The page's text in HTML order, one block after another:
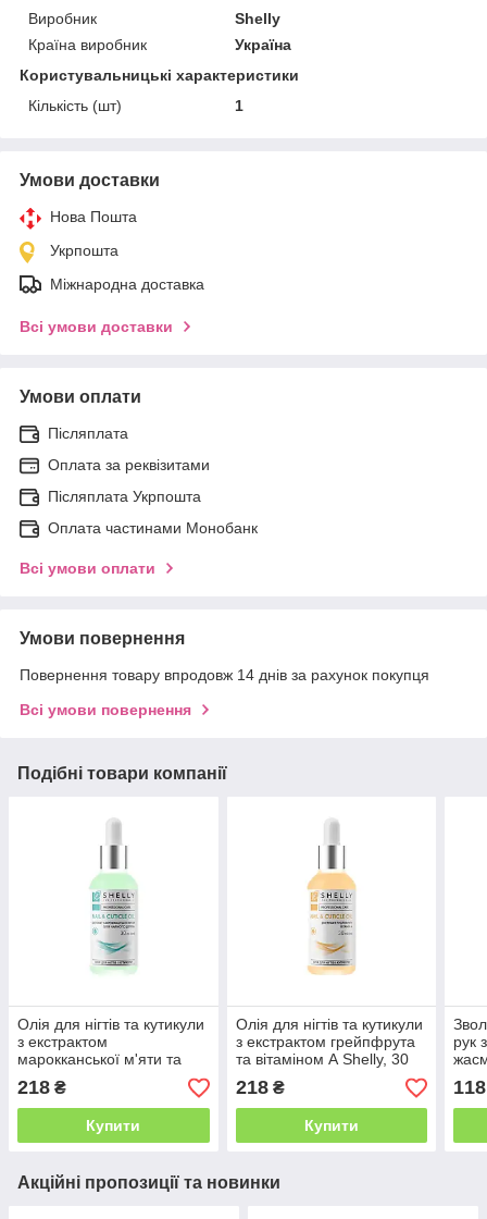
Виробник
Shelly
Країна виробник
Україна
Користувальницькі характеристики
Кількість (шт)
1
Умови доставки
Нова Пошта
Укрпошта
Міжнародна доставка
Всі умови доставки
Умови оплати
Післяплата
Оплата за реквізитами
Післяплата Укрпошта
Оплата частинами Монобанк
Всі умови оплати
Умови повернення
Повернення товару впродовж 14 днів за рахунок покупця
Всі умови повернення
Подібні товари компанії
Олія для нігтів та кутикули
з екстрактом
марокканської м'яти та
олією чайного дерева
Shelly, 30 мл
218 ₴
Купити
Олія для нігтів та кутикули
з екстрактом грейпфрута
та вітаміном А Shelly, 30
мл
218₴
Купити
рук
118
Акційні пропозиції та новинки